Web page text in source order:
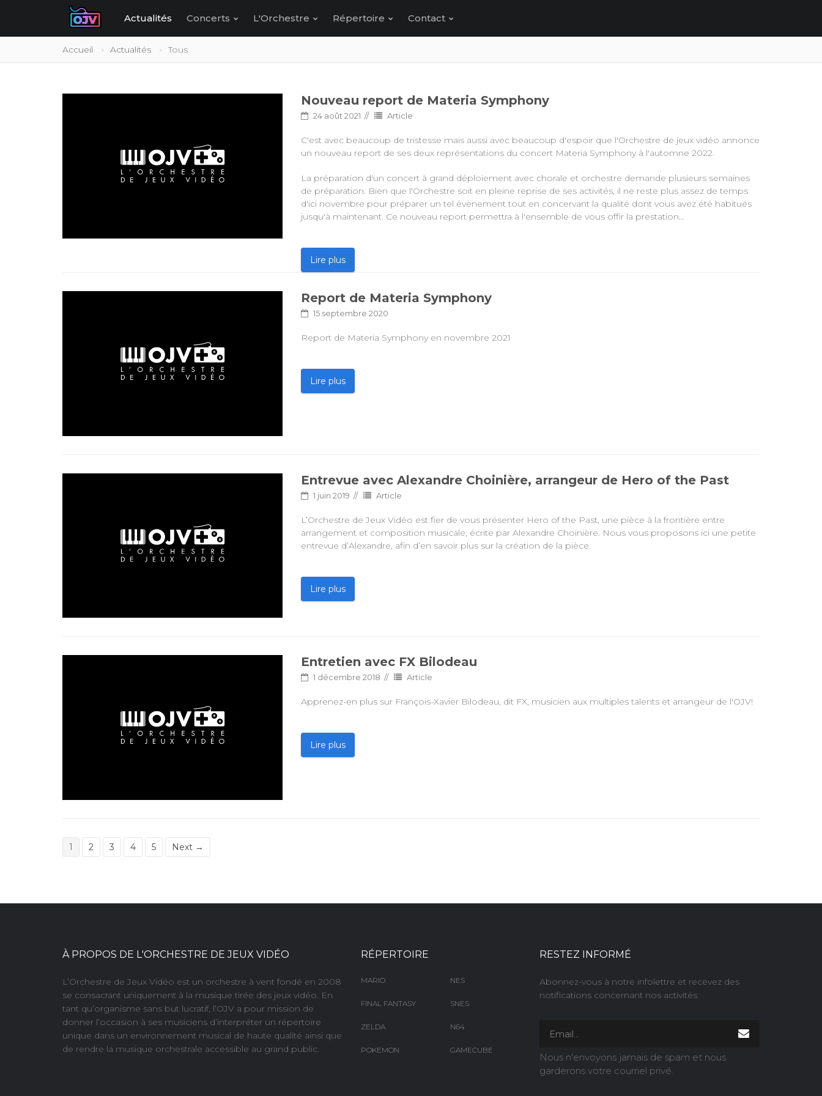
Actualités Concerts L'Orchestre Répertoire Contact
Accueil Actualités Tous
Nouveau report de Materia Symphony
24 août 2021 Article
C'est avec beaucoup de tristesse mais aussi avec beaucoup d'espoir que l'Orchestre de jeux vidéo annonce
un nouveau report de ses deux représentations du concert Materia Symphony à l'automne 2022.
La préparation d'un concert à grand déploiement avec chorale et orchestre demande plusieurs semaines
de préparation. Bien que l'Orchestre soit en pleine reprise de ses activités, il ne reste plus assez de temps
d'ici novembre pour préparer un tel évènement tout en concervant la qualité dont vous avez été habitués
jusqu'à maintenant. Ce nouveau report permettra à l'ensemble de vous offir la prestation...
Lire plus
Report de Materia Symphony
15 septembre 2020
Report de Materia Symphony en novembre 2021
Lire plus
Entrevue avec Alexandre Choinière, arrangeur de Hero of the Past
1 juin 2019 Article
L’Orchestre de Jeux Vidéo est fier de vous présenter Hero of the Past, une pièce à la frontière entre
arrangement et composition musicale, écrite par Alexandre Choinière. Nous vous proposons ici une petite
entrevue d’Alexandre, afin d’en savoir plus sur la création de la pièce.
Lire plus
Entretien avec FX Bilodeau
1 décembre 2018 Article
Apprenez-en plus sur François-Xavier Bilodeau, dit FX, musicien aux multiples talents et arrangeur de l'OJV!
Lire plus
1 2 3 4 5 Next →
À PROPOS DE L'ORCHESTRE DE JEUX VIDÉO
L’Orchestre de Jeux Vidéo est un orchestre à vent fondé en 2008
se consacrant uniquement à la musique tirée des jeux vidéo. En
tant qu’organisme sans but lucratif, l’OJV a pour mission de
donner l’occasion à ses musiciens d’interpréter un répertoire
unique dans un environnement musical de haute qualité ainsi que
de rendre la musique orchestrale accessible au grand public.
RÉPERTOIRE
MARIO
FINAL FANTASY
ZELDA
POKEMON
NES
SNES
N64
GAMECUBE
RESTEZ INFORMÉ
Abonnez-vous à notre infolettre et recevez des
notifications concernant nos activités.
Nous n'envoyons jamais de spam et nous
garderons votre courriel privé.